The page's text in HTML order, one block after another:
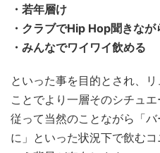
・若年層け
・クラブでHip Hop聞きなが
・みんなでワイワイ飲める
といった事を目的とされ、
ことでより一層そのシチュ
従って当然のことながら「
に」といった状況下で飲む